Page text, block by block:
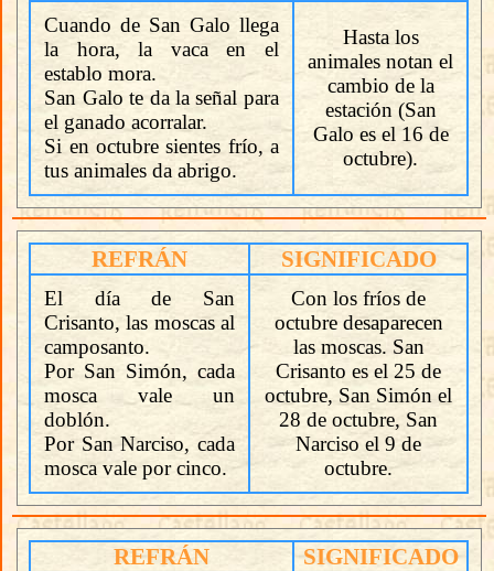
Cuando de San Galo llega
la hora, la vaca en el
establo mora.
San Galo te da la señal para
el ganado acorralar.
Si en octubre sientes frío, a
tus animales da abrigo.
Hasta los
animales notan el
cambio de la
estación (San
Galo es el 16 de
octubre).
REFRÁN SIGNIFICADO
El día de San
Crisanto, las moscas al
camposanto.
Por San Simón, cada
mosca vale un
doblón.
Por San Narciso, cada
mosca vale por cinco.
Con los fríos de
octubre desaparecen
las moscas. San
Crisanto es el 25 de
octubre, San Simón el
28 de octubre, San
Narciso el 9 de
octubre.
REFRÁN SIGNIFICADO